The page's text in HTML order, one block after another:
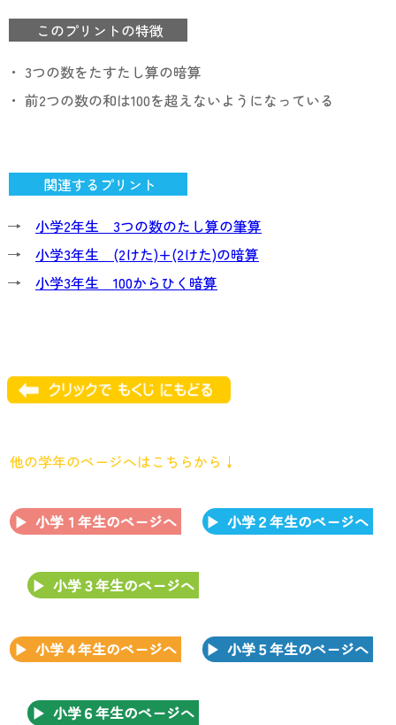
このプリントの特徴
・ 3つの数をたすたし算の暗算
・ 前2つの数の和は100を超えないようになっている
関連するプリント
→ 小学2年生 3つの数のたし算の筆算
→ 小学3年生 (2けた)+(2けた)の暗算
→ 小学3年生 100からひく暗算
他の学年のページへはこちらから↓
小学１年生のページへ 小学２年生のページへ
小学３年生のページへ
小学４年生のページへ 小学５年生のページへ
小学６年生のページへ